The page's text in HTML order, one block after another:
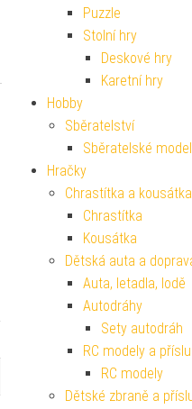
Puzzle
Stolní hry
Deskové hry
Karetní hry
Hobby
Sběratelství
Sběratelské
Hračky
Chrastítka a kousátka
Chrastítka
Kousátka
Dětská auta a
Auta, letadla, lodě
Autodráhy
Sety autodráh
RC modely a
RC modely
Dětské zbraně a